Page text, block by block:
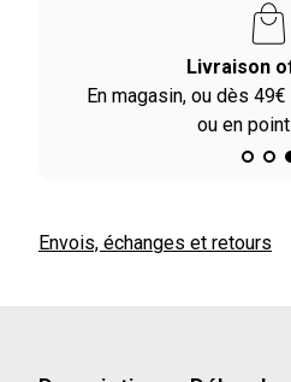
dès 49€ d'achats à domicile
Envois, échanges et retours